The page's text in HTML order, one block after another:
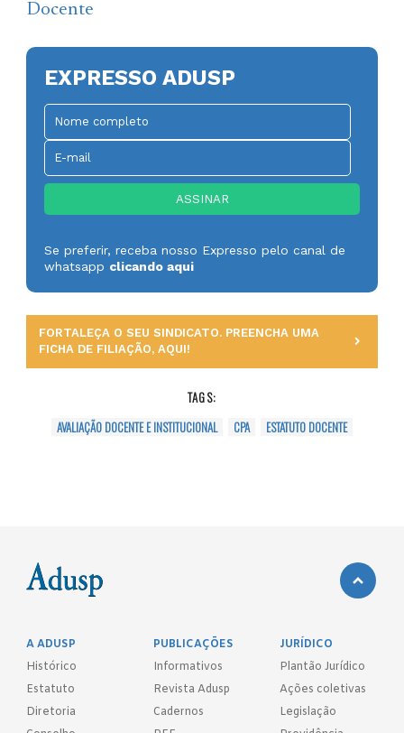
Docente
EXPRESSO ADUSP
Se preferir, receba nosso Expresso pelo canal de
whatsapp clicando aqui
FORTALEÇA O SEU SINDICATO. PREENCHA UMA
FICHA DE FILIAÇÃO, AQUI!
TAGS:
AVALIAÇÃO DOCENTE E INSTITUCIONAL
CPA ESTATUTO DOCENTE
A ADUSP
Histórico
Estatuto
Diretoria
PUBLICAÇÕES
Informativos
Revista Adusp
Cadernos
JURÍDICO
Plantão Jurídico
Ações coletivas
Legislação